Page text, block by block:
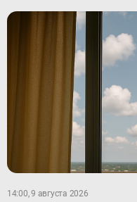
14:00, 9 августа 2026